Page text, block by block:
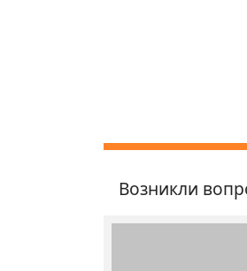
Возникли